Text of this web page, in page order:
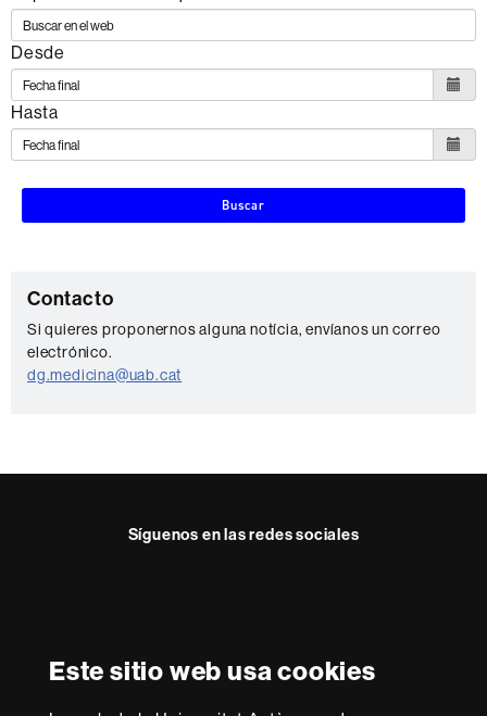
Este sitio web usa cookies
Desde
Hasta
Buscar
C
o
n
Contacto
Si quieres proponernos alguna notícia, envíanos un correo
electrónico.
dg.medicina@uab.cat
Síguenos en las redes sociales
Excellence